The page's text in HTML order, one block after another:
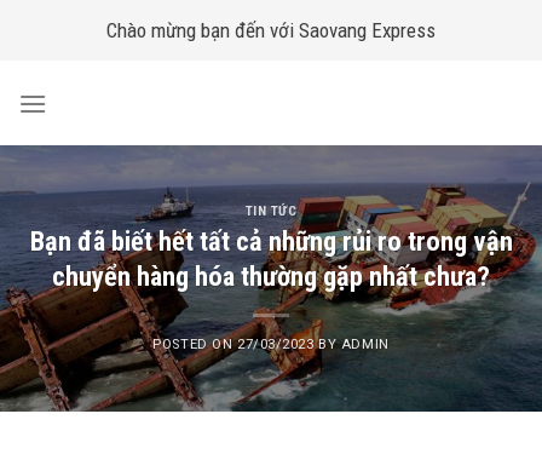
Chào mừng bạn đến với Saovang Express
TIN TỨC
Bạn đã biết hết tất cả những rủi ro trong vận
chuyển hàng hóa thường gặp nhất chưa?
POSTED ON27/03/2023BYADMIN